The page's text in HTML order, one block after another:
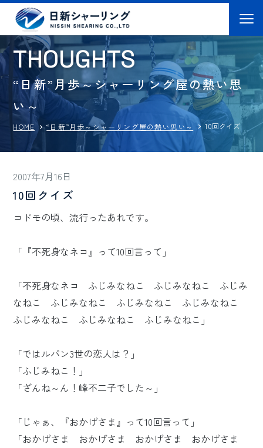
THOUGHTS
“日新”月歩～シャーリング屋の熱い思
い～
HOME “日新”月歩～シャーリング屋の熱い思い～ 10回クイズ
2007年7月16日
10回クイズ
コドモの頃、流行ったあれです。
「『不死身なネコ』って10回言って」
「不死身なネコ ふじみなねこ ふじみなねこ ふじみ
なねこ ふじみなねこ ふじみなねこ ふじみなねこ
ふじみなねこ ふじみなねこ ふじみなねこ」
「ではルパン3世の恋人は？」
「ふじみねこ！」
「ざんね～ん！峰不二子でした～」
「じゃぁ、『おかげさま』って10回言って」
「おかげさま おかげさま おかげさま おかげさま